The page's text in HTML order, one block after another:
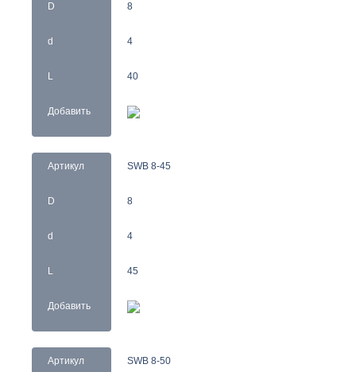
D
d
L
Добавить
8
4
40
Артикул
D
d
L
Добавить
SWB 8-45
8
4
45
Артикул SWB 8-50